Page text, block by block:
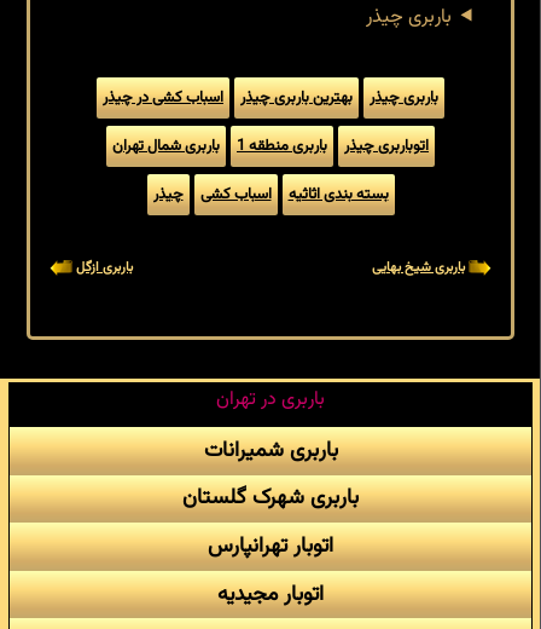
باربری چیذر
باربری چیذر بهترین باربری چیذر
اسباب کشی در چیذر
اتوباربری چیذر
باربری منطقه 1
باربری شمال تهران
بسته بندی اثاثیه
اسباب کشی چیذر
باربری شیخ بهایی باربری ازگل
باربری در تهران
باربری شمیرانات
باربری شهرک گلستان
اتوبار تهرانپارس
اتوبار مجیدیه